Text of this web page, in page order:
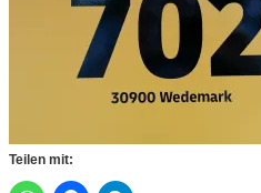
Teilen mit: